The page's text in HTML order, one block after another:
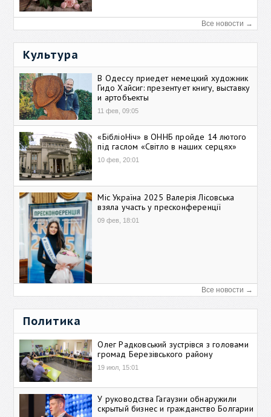
Все новости →
Культура
В Одессу приедет немецкий художник
Гидо Хайсиг: презентует книгу, выставку
и артобъекты
11 фев, 09:05
«БібліоНіч» в ОННБ пройде 14 лютого
під гаслом «Світло в наших серцях»
10 фев, 20:01
Міс Україна 2025 Валерія Лісовська
взяла участь у пресконференції
09 фев, 18:01
Все новости →
Политика
Олег Радковський зустрівся з головами
громад Березівського району
19 июл, 15:01
У руководства Гагаузии обнаружили
скрытый бизнес и гражданство Болгарии